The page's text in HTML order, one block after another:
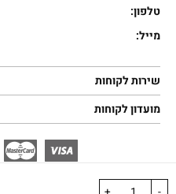
טלפון:
מייל:
שירות לקוחות
מועדון לקוחות